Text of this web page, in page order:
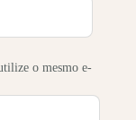
o mesmo e-